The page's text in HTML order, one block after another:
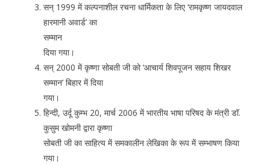
सन् 1999 में कल्पनाशील रचना धार्मिकता के लिए ‘रामकृष्ण जायदवाल
हारमानी अवार्ड’ का
सम्मान
दिया गया।
सन् 2000 में कृष्णा सोबती जी को ‘आचार्य शिवपूजन सहाय शिखर
सम्मान’ बिहार में दिया
गया।
हिन्दी, उर्दू कुम्भ 20, मार्च 2006 में भारतीय भाषा परिषद के मंत्री डॉ.
कुसुम खोमनी द्वारा कृष्णा
सोबती जी का साहित्य में समकालीन लेखिका के रूप में सम्भाषण किया
गया।